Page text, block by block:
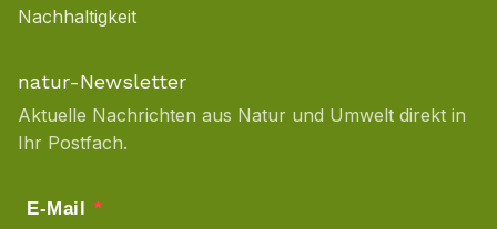
Nachhaltigkeit
natur-Newsletter
Aktuelle Nachrichten aus Natur und Umwelt direkt in
Ihr Postfach.